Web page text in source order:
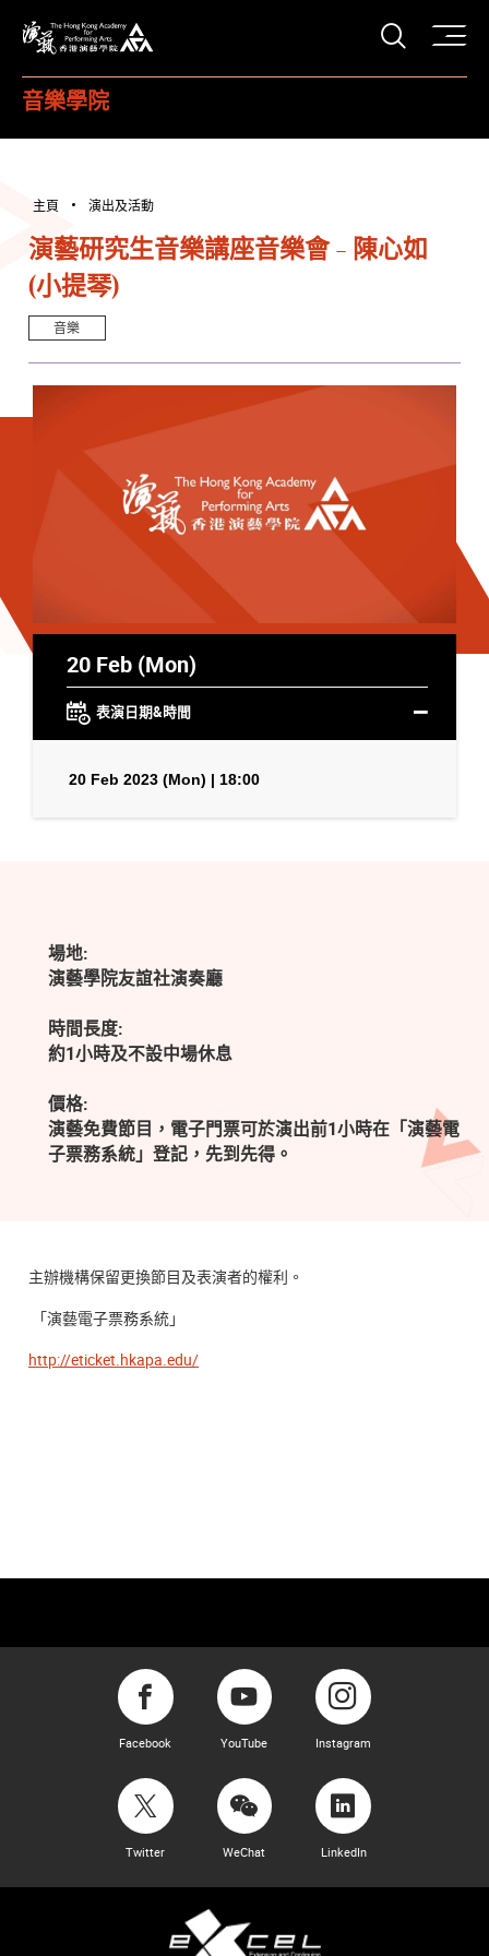
打開
音樂學院
主頁 演出及活動
演藝研究生音樂講座音樂會 - 陳心如
(小提琴)
音樂
20 Feb (Mon)
表演日期&時間
20 Feb 2023 (Mon) | 18:00
場地:
演藝學院友誼社演奏廳
時間長度:
約1小時及不設中場休息
價格:
演藝免費節目，電子門票可於演出前1小時在「演藝電
子票務系統」登記，先到先得。
主辦機構保留更換節目及表演者的權利。
「演藝電子票務系統」
http://eticket.hkapa.edu/
Facebook YouTube Instagram
Twitter WeChat LinkedIn